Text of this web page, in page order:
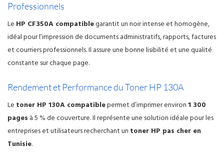
Professionnels
Le HP CF350A compatiblegarantit un noir intense et homogène,
idéal pour l’impression de documents administratifs, rapports, factures
et courriers professionnels. Il assure une bonne lisibilité et une qualité
constante sur chaque page.
Rendement et Performance du Toner HP 130A
Le toner HP 130A compatiblepermet d’imprimer environ1 300
pages à 5 % de couverture. Il représente une solution idéale pour les
entreprises et utilisateurs recherchant un toner HP pas cher en
Tunisie.